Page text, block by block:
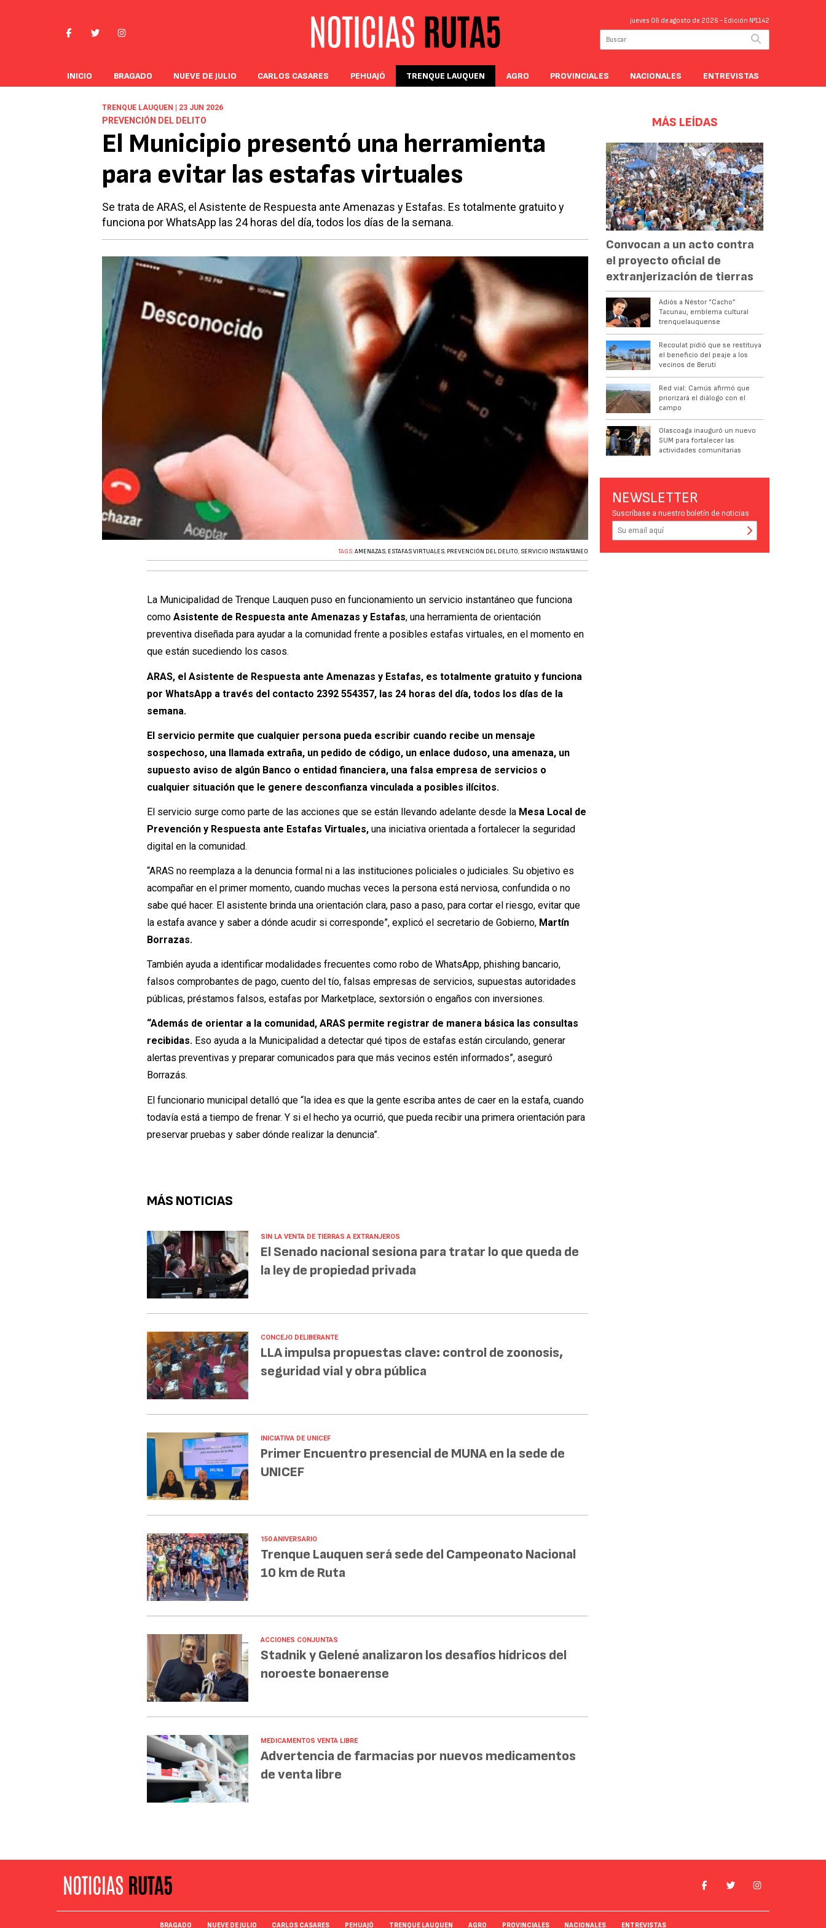
jueves 06 de agosto de 2026 - Edición Nº1142
INICIO BRAGADO NUEVE DE JULIO CARLOS CASARES PEHUAJÓ TRENQUE LAUQUEN AGRO PROVINCIALES NACIONALES ENTREVISTAS
TRENQUE LAUQUEN | 23 JUN 2026
PREVENCIÓN DEL DELITO
El Municipio presentó una herramienta
para evitar las estafas virtuales
Se trata de ARAS, el Asistente de Respuesta ante Amenazas y Estafas. Es totalmente gratuito y
funciona por WhatsApp las 24 horas del día, todos los días de la semana.
TAGS:AMENAZAS, ESTAFAS VIRTUALES, PREVENCIÓN DEL DELITO, SERVICIO INSTANTÁNEO
La Municipalidad de Trenque Lauquen puso en funcionamiento un servicio instantáneo que funciona
comoAsistente de Respuesta ante Amenazas y Estafas, una herramienta de orientación
preventiva diseñada para ayudar a la comunidad frente a posibles estafas virtuales, en el momento en
que están sucediendo los casos.
ARAS, el Asistente de Respuesta ante Amenazas y Estafas, es totalmente gratuito y funciona
por WhatsApp a través del contacto 2392 554357, las 24 horas del día, todos los días de la
semana.
El servicio permite que cualquier persona pueda escribir cuando recibe un mensaje
sospechoso, una llamada extraña, un pedido de código, un enlace dudoso, una amenaza, un
supuesto aviso de algún Banco o entidad financiera, una falsa empresa de servicios o
cualquier situación que le genere desconfianza vinculada a posibles ilícitos.
El servicio surge como parte de las acciones que se están llevando adelante desde la Mesa Local de
Prevención y Respuesta ante Estafas Virtuales, una iniciativa orientada a fortalecer la seguridad
digital en la comunidad.
“ARAS no reemplaza a la denuncia formal ni a las instituciones policiales o judiciales. Su objetivo es
acompañar en el primer momento, cuando muchas veces la persona está nerviosa, confundida o no
sabe qué hacer. El asistente brinda una orientación clara, paso a paso, para cortar el riesgo, evitar que
la estafa avance y saber a dónde acudir si corresponde”, explicó el secretario de Gobierno, Martín
Borrazas.
También ayuda a identificar modalidades frecuentes como robo de WhatsApp, phishing bancario,
falsos comprobantes de pago, cuento del tío, falsas empresas de servicios, supuestas autoridades
públicas, préstamos falsos, estafas por Marketplace, sextorsión o engaños con inversiones.
“Además de orientar a la comunidad, ARAS permite registrar de manera básica las consultas
recibidas. Eso ayuda a la Municipalidad a detectar qué tipos de estafas están circulando, generar
alertas preventivas y preparar comunicados para que más vecinos estén informados”, aseguró
Borrazás.
El funcionario municipal detalló que “la idea es que la gente escriba antes de caer en la estafa, cuando
todavía está a tiempo de frenar. Y si el hecho ya ocurrió, que pueda recibir una primera orientación para
preservar pruebas y saber dónde realizar la denuncia”.
MÁS NOTICIAS
SIN LA VENTA DE TIERRAS A EXTRANJEROS
El Senado nacional sesiona para tratar lo que queda de
la ley de propiedad privada
CONCEJO DELIBERANTE
LLA impulsa propuestas clave: control de zoonosis,
seguridad vial y obra pública
INICIATIVA DE UNICEF
Primer Encuentro presencial de MUNA en la sede de
UNICEF
150 ANIVERSARIO
Trenque Lauquen será sede del Campeonato Nacional
10 km de Ruta
ACCIONES CONJUNTAS
Stadnik y Gelené analizaron los desafíos hídricos del
noroeste bonaerense
MEDICAMENTOS VENTA LIBRE
Advertencia de farmacias por nuevos medicamentos
de venta libre
MÁS LEÍDAS
Convocan a un acto contra
el proyecto oficial de
extranjerización de tierras
Adiós a Néstor “Cacho”
Tacunau, emblema cultural
trenquelauquense
Recoulat pidió que se restituya
el beneficio del peaje a los
vecinos de Beruti
Red vial: Camús afirmó que
priorizará el diálogo con el
campo
Olascoaga inauguró un nuevo
SUM para fortalecer las
actividades comunitarias
NEWSLETTER
Suscríbase a nuestro boletín de noticias
BRAGADO NUEVE DE JULIO CARLOS CASARES PEHUAJÓ TRENQUE LAUQUEN AGRO PROVINCIALES NACIONALES ENTREVISTAS